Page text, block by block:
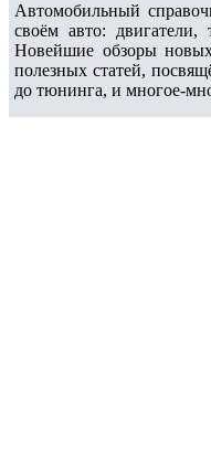
Автомобильный
своём авто:
Новейшие обзоры
полезных статей,
до тюнинга, и многое-